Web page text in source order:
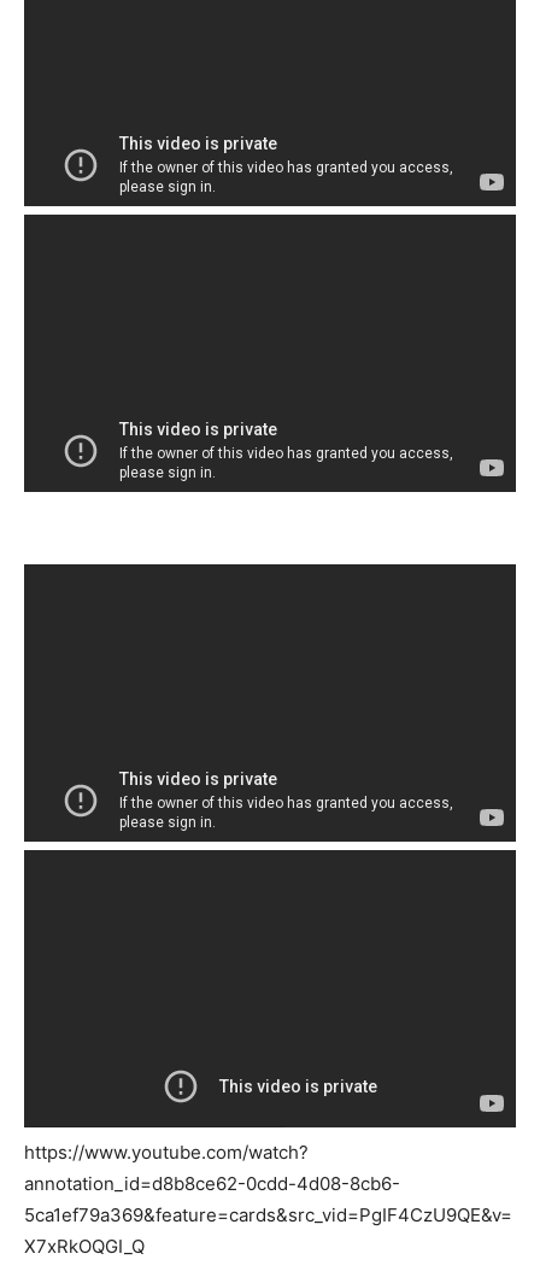
https://www.youtube.com/watch?
annotation_id=d8b8ce62-0cdd-4d08-8cb6-
5ca1ef79a369&feature=cards&src_vid=PgIF4CzU9QE&v=
X7xRkOQGI_Q